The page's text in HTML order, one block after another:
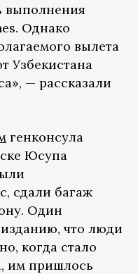
выполнения
Однако
вылета
Узбекистана
— рассказали
генконсула
Юсупа
сдали багаж
Один
что люди
когда стало
им пришлось